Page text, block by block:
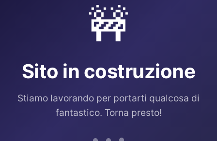
🚧
Sito in costruzione
Stiamo lavorando per portarti qualcosa di
fantastico. Torna presto!